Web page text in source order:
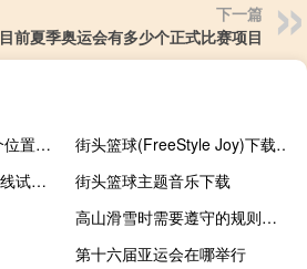
下一篇
目前夏季奥运会有多少个正式比赛项目
NBA及《街头篮球》5个位置的详细介绍
街头篮球(FreeStyle Joy)下载(电脑、安卓和IOS所有版本)
2018年街头篮球音乐在线试听及下载
街头篮球主题音乐下载
高山滑雪时需要遵守的规则是哪个
第十六届亚运会在哪举行